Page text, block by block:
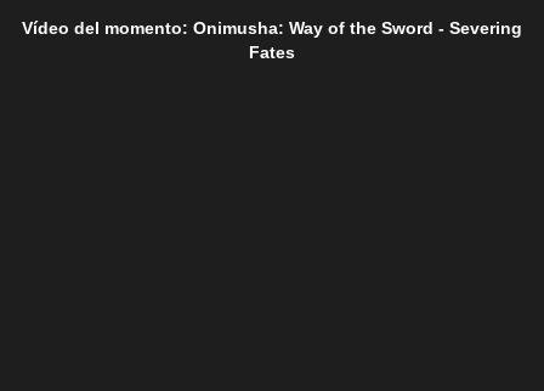
Vídeo del momento: Onimusha: Way of the Sword - Severing
Fates